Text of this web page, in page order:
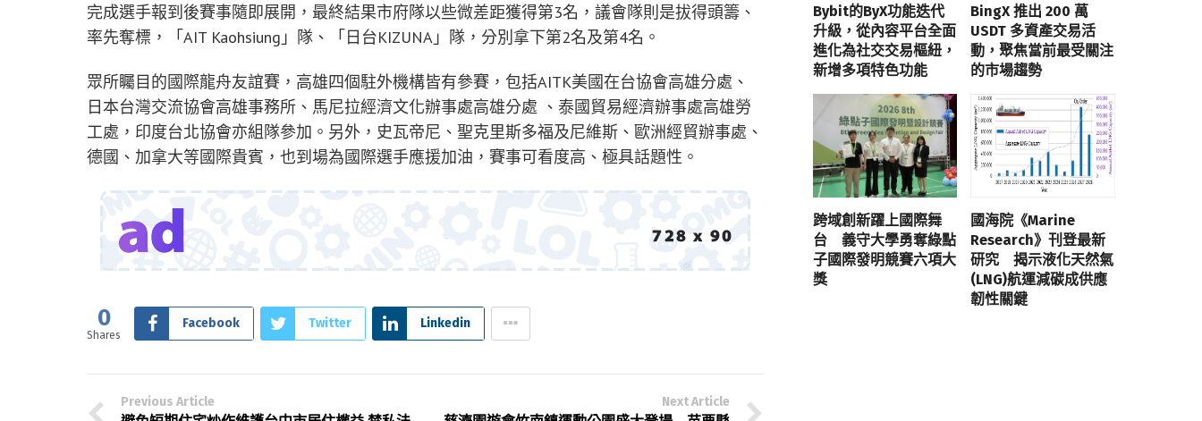
完成選手報到後賽事隨即展開，最終結果市府隊以些微差距獲得第3名，議會隊則是拔得頭籌、
率先奪標，「AIT Kaohsiung」隊、「日台KIZUNA」隊，分別拿下第2名及第4名。
眾所矚目的國際龍舟友誼賽，高雄四個駐外機構皆有參賽，包括AITK美國在台協會高雄分處、
日本台灣交流協會高雄事務所、馬尼拉經濟文化辦事處高雄分處 、泰國貿易經濟辦事處高雄勞
工處，印度台北協會亦組隊參加。另外，史瓦帝尼、聖克里斯多福及尼維斯、歐洲經貿辦事處、
德國、加拿大等國際貴賓，也到場為國際選手應援加油，賽事可看度高、極具話題性。
0
Shares
Facebook Twitter Linkedin
Previous Article Next Article
Bybit的ByX功能迭代
升級，從內容平台全面
進化為社交交易樞紐，
新增多項特色功能
BingX 推出 200 萬
USDT 多資產交易活
動，聚焦當前最受關注
的市場趨勢
跨域創新躍上國際舞
台 義守大學勇奪綠點
子國際發明競賽六項大
獎
國海院《Marine
Research》刊登最新
研究 揭示液化天然氣
(LNG)航運減碳成供應
韌性關鍵